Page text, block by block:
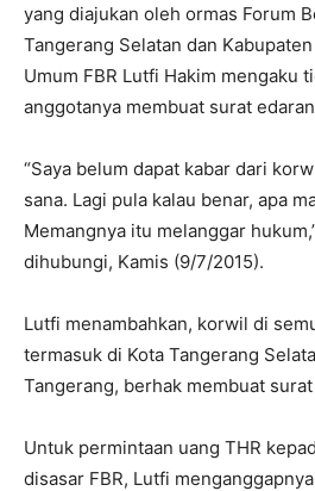
yang diajukan oleh ormas Forum
Tangerang Selatan dan
Umum FBR Lutfi Hakim mengaku
anggotanya membuat surat
“Saya belum dapat kabar dari
sana. Lagi pula kalau benar, apa
Memangnya itu melanggar
dihubungi, Kamis (9/7/2015).
Lutfi menambahkan, korwil di
termasuk di Kota Tangerang
Tangerang, berhak membuat
Untuk permintaan uang THR
disasar FBR, Lutfi